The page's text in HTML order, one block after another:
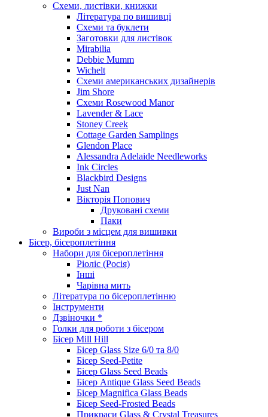
Схеми, листівки, книжки
Література по вишивці
Схеми та буклети
Заготовки для листівок
Mirabilia
Debbie Mumm
Wichelt
Схеми американських дизайнерів
Jim Shore
Cхеми Rosewood Manor
Lavender & Lace
Stoney Creek
Cottage Garden Samplings
Glendon Place
Alessandra Adelaide Needleworks
Ink Circles
Blackbird Designs
Just Nan
Вікторія Попович
Друковані схеми
Паки
Вироби з місцем для вишивки
Бісер, бісероплетіння
Набори для бісероплетіння
Ріоліс (Росія)
Інші
Чарівна мить
Література по бісероплетінню
Інструменти
Дзвіночки *
Голки для роботи з бісером
Бісер Mill Hill
Бісер Glass Size 6/0 та 8/0
Бісер Seed-Petite
Бісер Glass Seed Beads
Бісер Antique Glass Seed Beads
Бісер Magnifica Glass Beads
Бісер Seed-Frosted Beads
Прикраси Glass & Crystal Treasures